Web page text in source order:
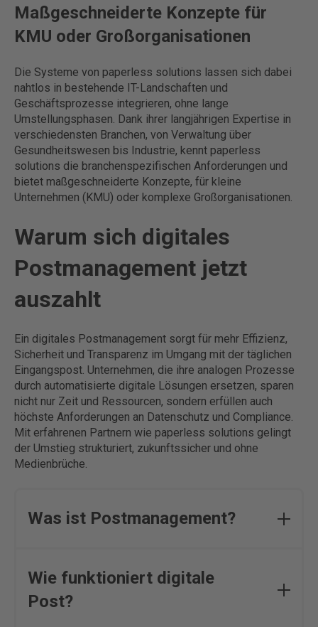
Maßgeschneiderte Konzepte für
KMU oder Großorganisationen
Die Systeme von paperless solutions lassen sich dabei
nahtlos in bestehende IT-Landschaften und
Geschäftsprozesse integrieren, ohne lange
Umstellungsphasen. Dank ihrer langjährigen Expertise in
verschiedensten Branchen, von Verwaltung über
Gesundheitswesen bis Industrie, kennt paperless
solutions die branchenspezifischen Anforderungen und
bietet maßgeschneiderte Konzepte, für kleine
Unternehmen (KMU) oder komplexe Großorganisationen.
Warum sich digitales
Postmanagement jetzt
auszahlt
Ein digitales Postmanagement sorgt für mehr Effizienz,
Sicherheit und Transparenz im Umgang mit der täglichen
Eingangspost. Unternehmen, die ihre analogen Prozesse
durch automatisierte digitale Lösungen ersetzen, sparen
nicht nur Zeit und Ressourcen, sondern erfüllen auch
höchste Anforderungen an Datenschutz und Compliance.
Mit erfahrenen Partnern wie paperless solutions gelingt
der Umstieg strukturiert, zukunftssicher und ohne
Medienbrüche.
Was ist Postmanagement?
Prozess der Erfassung, Verteilung und Bearbeitung
eingehender Briefpost und digitaler Dokumente über
verschiedene Eingangskanäle wie E-Mail oder PDF.
Wie funktioniert digitale
Post?